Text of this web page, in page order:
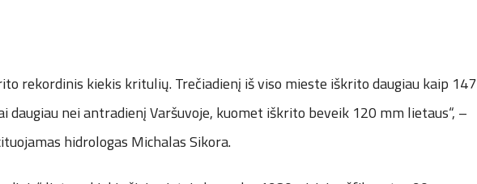
rekordinis kiekis kritulių. Trečiadienį iš viso mieste iškrito daugiau kaip 147
daugiau nei antradienį Varšuvoje, kuomet iškrito beveik 120 mm lietaus“, –
hidrologas Michalas Sikora.